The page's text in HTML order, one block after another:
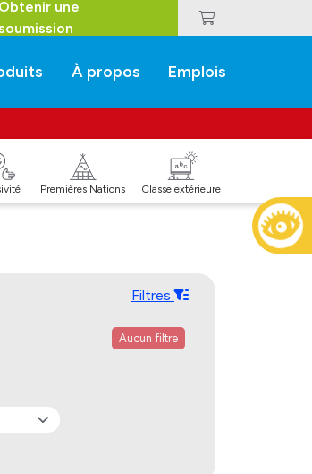
Obtenir une
À propos Emplois
Premières Nations Classe extérieure
Filtres
Aucun filtre